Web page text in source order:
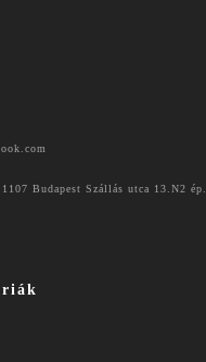
Budapest Szállás utca 13.N2 ép.